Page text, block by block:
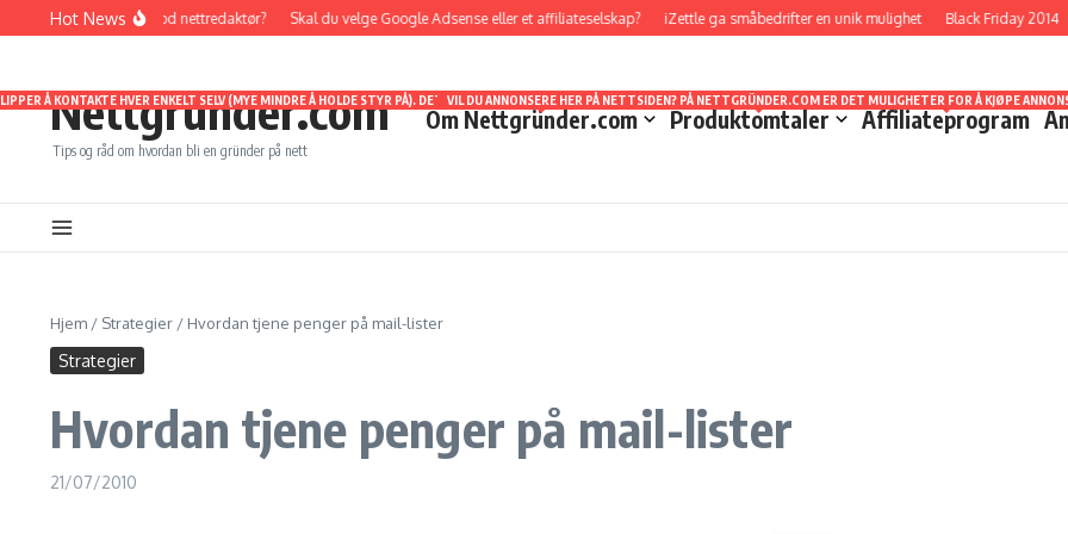
Gå til innhold
Hot News
Hvordan bli en god nettredaktør? Skal du velge Google Adsense eller et affiliateselskap? iZettle ga småbedrifter en unik mulighet Black Friday 2014
Nettgründer.com
Tips og råd om hvordan bli en gründer på nett
Om Nettgründer.com
NISJER. SELV OM JEG ER RELATIVT FERSK SOM NETTGRUNDER, HAR JEG ALLIKEVEL LÆRT MYE I LØPET AV DE ÅRENE JEG HAR HOLDT PÅ. DET ER MULIG Å STARTE
Produktomtaler
BÅDE POSITIVT OG NEGATIVT REPRESENTERT. JEG VIL OGSÅ HOLDE DERE OPPDATERT PÅ DET JEG VELGER Å KALLE SVINDELFORSØK/SCAM DA DETTE ER NOE SOM KAN LURE
Affiliateprogram
HVER ENKELT SELV (MYE MINDRE Å HOLDE STYR PÅ). DET BLIR KUN ETT STED Å FORHOLDE SEG TIL NÅR DET GJELDER STATISTIKKER OG
VIL DU ANNONSERE HER PÅ NETTSIDEN? PÅ NETTGRÜNDER.COM ER DET MULIGHETER FOR Å KJØPE
Hjem / Strategier / Hvordan tjene penger på mail-lister
Strategier
Hvordan tjene penger på mail-lister
21/07/2010